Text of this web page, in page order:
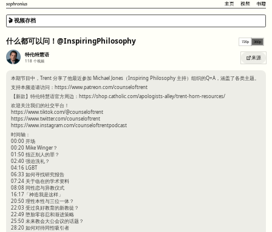
sophronius 主页 视频 书籍
🎬 视频存档
720p 360p
什么都可以问！@InspiringPhilosophy
特伦特慧语
118 个视频
来源
本期节目中，Trent 分享了他最近参加 Michael Jones（Inspiring Philosophy 主持）组织的Q+A，涵盖了各类主题。
支持本频道请访问：https://www.patreon.com/counseloftrent
【新款】特伦特慧语官方周边：https://shop.catholic.com/apologists-alley/trent-horn-resources/
欢迎关注我们的社交平台！
https://www.tiktok.com/@counseloftrent
https://www.twitter.com/counseloftrent
https://www.instagram.com/counseloftrentpodcast
时间轴：
00:00 开场
00:20 Mike Winger？
01:50 指正别人的罪？
02:40 强迫洗礼？
04:16 LGBT
06:33 如何寻找研究报告
07:24 关于临在的学术资料
08:08 同性恋与异教仪式
16:17「神造我是这样」
20:50 理性本性与三位一体？
22:03 受过良好教育的新教徒？
22:49 堕胎零容忍和渐进策略
25:50 未来教会大公会议的话题？
28:20 如何对待同性吸引者